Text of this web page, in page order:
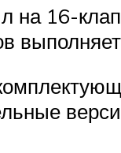
на 16-